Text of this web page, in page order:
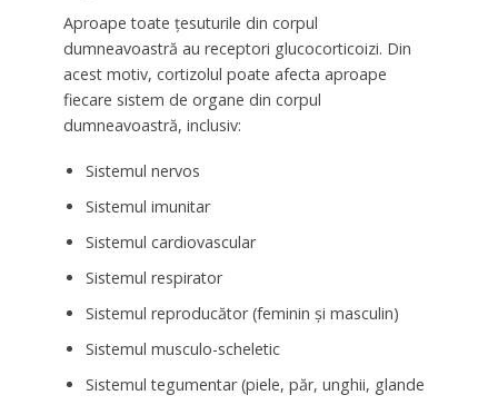
Aproape toate țesuturile din corpul
dumneavoastră au receptori glucocorticoizi. Din
acest motiv, cortizolul poate afecta aproape
fiecare sistem de organe din corpul
dumneavoastră, inclusiv:
Sistemul nervos
Sistemul imunitar
Sistemul cardiovascular
Sistemul respirator
Sistemul reproducător (feminin și masculin)
Sistemul musculo-scheletic
Sistemul tegumentar (piele, păr, unghii, glande